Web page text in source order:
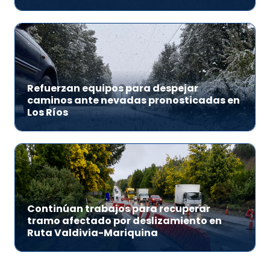
Refuerzan equipos para despejar
caminos ante nevadas pronosticadas en
Los Ríos
Continúan trabajos para recuperar
tramo afectado por deslizamiento en
Ruta Valdivia-Mariquina